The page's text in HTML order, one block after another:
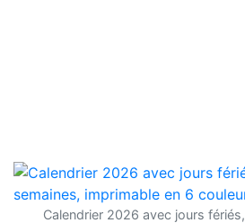
Calendrier 2026 avec jours